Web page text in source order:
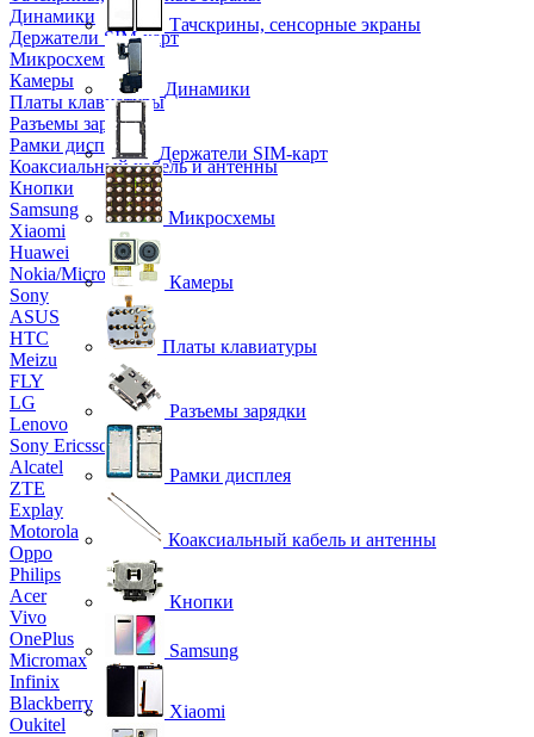
Динамики
Держатели SIM-карт
Микросхемы
Камеры
Платы клавиатуры
Разъемы зарядки
Рамки дисплея
Коаксиальный кабель и антенны
Кнопки
Samsung
Xiaomi
Huawei
Nokia/Microsoft
Sony
ASUS
HTC
Meizu
FLY
LG
Lenovo
Sony Ericsson
Alcatel
ZTE
Explay
Motorola
Oppo
Philips
Acer
Vivo
OnePlus
Micromax
Infinix
Blackberry
Oukitel
Тачскрины, сенсорные экраны
Динамики
Держатели SIM-карт
Микросхемы
Камеры
Платы клавиатуры
Разъемы зарядки
Рамки дисплея
Коаксиальный кабель и антенны
Кнопки
Samsung
Xiaomi